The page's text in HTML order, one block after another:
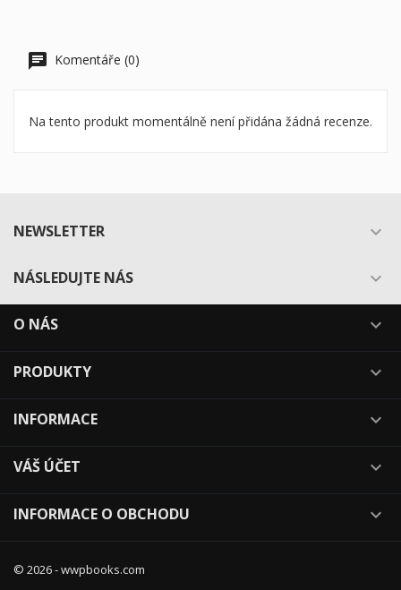
Komentáře (0)
Na tento produkt momentálně není přidána žádná recenze.
NEWSLETTER 
NÁSLEDUJTE NÁS 
O NÁS 
PRODUKTY 
INFORMACE 
VÁŠ ÚČET 
INFORMACE O OBCHODU 
© 2026 - wwpbooks.com